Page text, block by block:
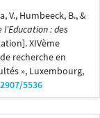
V., Humbeeck, B., &
: des
XIVème
recherche en
», Luxembourg,
5536